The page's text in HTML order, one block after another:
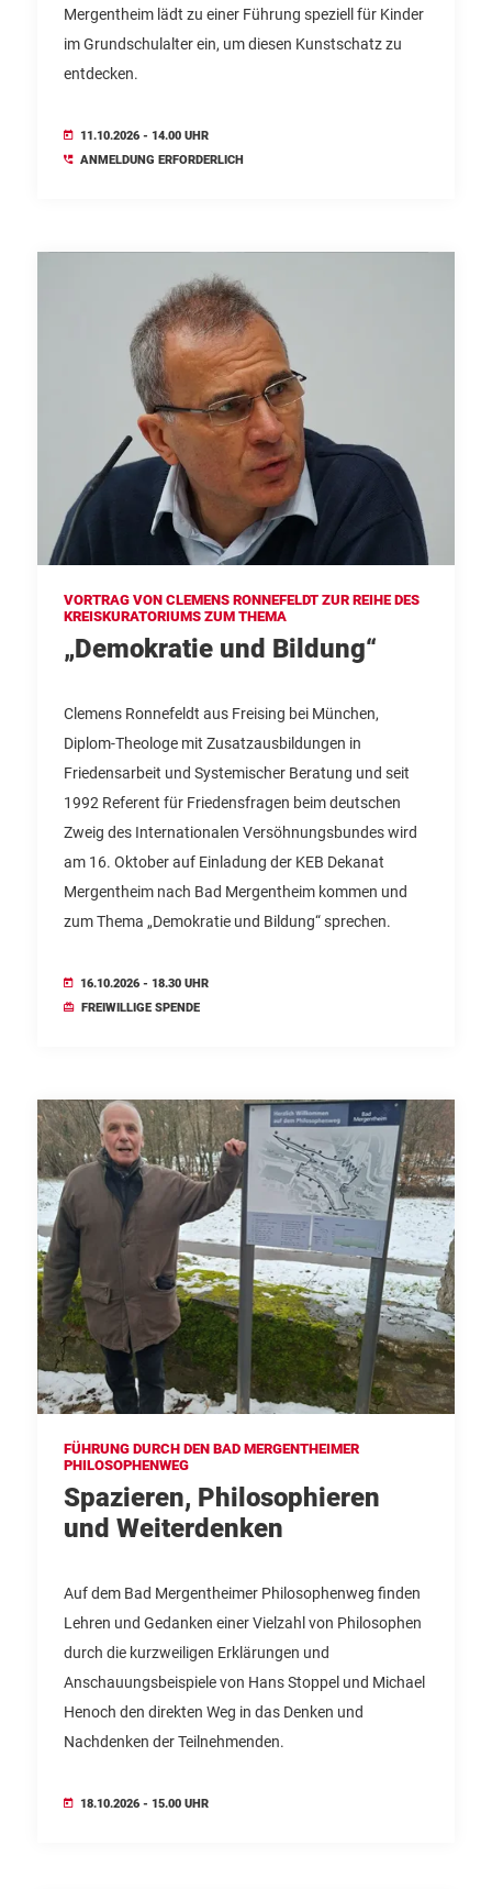
Mergentheim lädt zu einer Führung speziell für Kinder
im Grundschulalter ein, um diesen Kunstschatz zu
entdecken.
11.10.2026 - 14.00 UHR
ANMELDUNG ERFORDERLICH
VORTRAG VON CLEMENS RONNEFELDT ZUR REIHE DES
KREISKURATORIUMS ZUM THEMA
„Demokratie und Bildung“
Clemens Ronnefeldt aus Freising bei München,
Diplom-Theologe mit Zusatzausbildungen in
Friedensarbeit und Systemischer Beratung und seit
1992 Referent für Friedensfragen beim deutschen
Zweig des Internationalen Versöhnungsbundes wird
am 16. Oktober auf Einladung der KEB Dekanat
Mergentheim nach Bad Mergentheim kommen und
zum Thema „Demokratie und Bildung“ sprechen.
16.10.2026 - 18.30 UHR
FREIWILLIGE SPENDE
FÜHRUNG DURCH DEN BAD MERGENTHEIMER
PHILOSOPHENWEG
Spazieren, Philosophieren
und Weiterdenken
Auf dem Bad Mergentheimer Philosophenweg finden
Lehren und Gedanken einer Vielzahl von Philosophen
durch die kurzweiligen Erklärungen und
Anschauungsbeispiele von Hans Stoppel und Michael
Henoch den direkten Weg in das Denken und
Nachdenken der Teilnehmenden.
18.10.2026 - 15.00 UHR